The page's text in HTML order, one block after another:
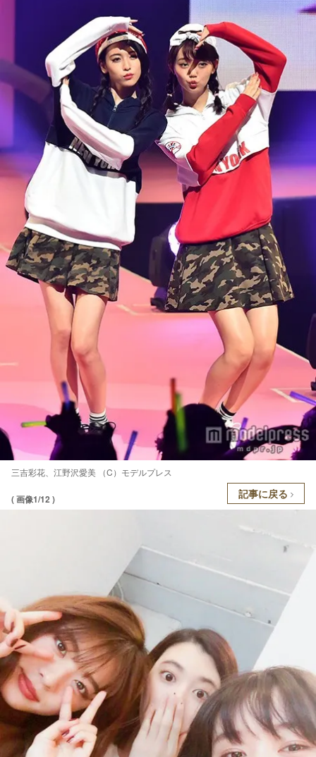
三吉彩花、江野沢愛美 （C）モデルプレス
( 画像1/12 ) 記事に戻る